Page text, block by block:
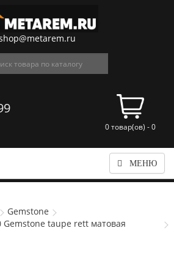
0 товар(ов) - 0
МЕНЮ
Gemstone
Gemstone taupe rett матовая